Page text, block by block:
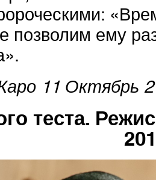
позволим ему
11 Октябрь
теста.